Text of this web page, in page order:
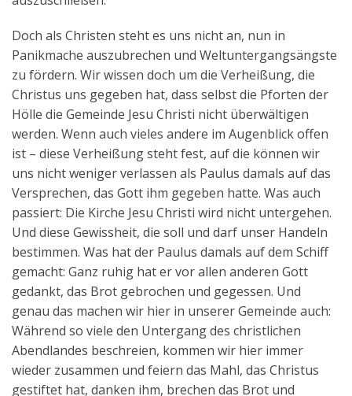
Doch als Christen steht es uns nicht an, nun in
Panikmache auszubrechen und Weltuntergangsängste
zu fördern. Wir wissen doch um die Verheißung, die
Christus uns gegeben hat, dass selbst die Pforten der
Hölle die Gemeinde Jesu Christi nicht überwältigen
werden. Wenn auch vieles andere im Augenblick offen
ist – diese Verheißung steht fest, auf die können wir
uns nicht weniger verlassen als Paulus damals auf das
Versprechen, das Gott ihm gegeben hatte. Was auch
passiert: Die Kirche Jesu Christi wird nicht untergehen.
Und diese Gewissheit, die soll und darf unser Handeln
bestimmen. Was hat der Paulus damals auf dem Schiff
gemacht: Ganz ruhig hat er vor allen anderen Gott
gedankt, das Brot gebrochen und gegessen. Und
genau das machen wir hier in unserer Gemeinde auch:
Während so viele den Untergang des christlichen
Abendlandes beschreien, kommen wir hier immer
wieder zusammen und feiern das Mahl, das Christus
gestiftet hat, danken ihm, brechen das Brot und